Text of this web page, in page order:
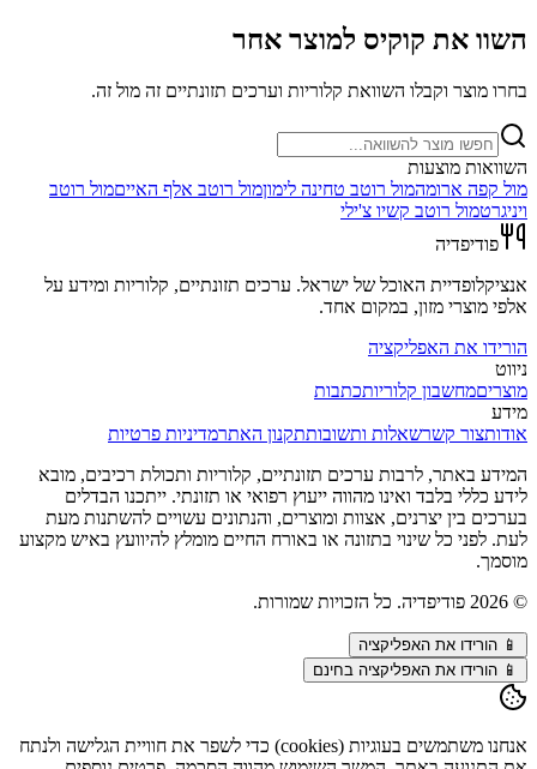
השוו את קוקיס למוצר אחר
בחרו מוצר וקבלו השוואת קלוריות וערכים תזונתיים זה מול זה.
השוואות מוצעות
מול קפה ארומהמול רוטב טחינה לימוןמול רוטב אלף האייםמול רוטב
ויניגרטמול רוטב קשיו צ'ילי
פודיפדיה
אנציקלופדיית האוכל של ישראל. ערכים תזונתיים, קלוריות ומידע על
אלפי מוצרי מזון, במקום אחד.
הורידו את האפליקציה
ניווט
מוצריםמחשבון קלוריותכתבות
מידע
אודותצור קשרשאלות ותשובותתקנון האתרמדיניות פרטיות
המידע באתר, לרבות ערכים תזונתיים, קלוריות ותכולת רכיבים, מובא
לידע כללי בלבד ואינו מהווה ייעוץ רפואי או תזונתי. ייתכנו הבדלים
בערכים בין יצרנים, אצוות ומוצרים, והנתונים עשויים להשתנות מעת
לעת. לפני כל שינוי בתזונה או באורח החיים מומלץ להיוועץ באיש מקצוע
מוסמך.
©
2026 פודיפדיה. כל הזכויות שמורות.
📱 הורידו את האפליקציה
📱 הורידו את האפליקציה בחינם
אנחנו משתמשים בעוגיות (cookies) כדי לשפר את חוויית הגלישה ולנתח